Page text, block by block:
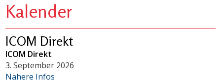
Kalender
ICOM Direkt
ICOM Direkt
3. September 2026
Nähere Infos